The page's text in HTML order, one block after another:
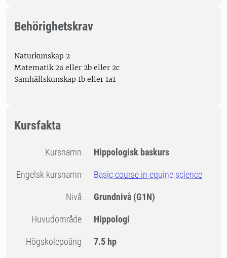
Behörighetskrav
Naturkunskap 2
Matematik 2a eller 2b eller 2c
Samhällskunskap 1b eller 1a1
Kursfakta
Kursnamn Hippologisk baskurs
Engelsk kursnamn Basic course in equine science
Nivå Grundnivå (G1N)
Huvudområde Hippologi
högskolepoäng 7.5 hp